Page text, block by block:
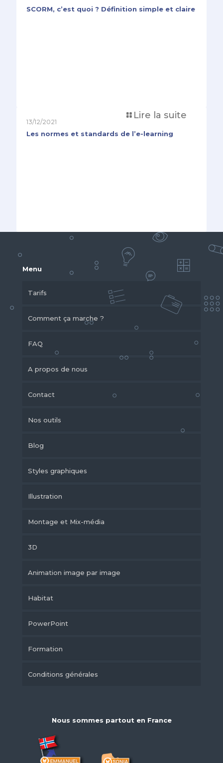
SCORM, c’est quoi ? Définition simple et claire
13/12/2021
Les normes et standards de l’e-learning
Lire la suite
Menu
Tarifs
Comment ça marche ?
FAQ
A propos de nous
Contact
Nos outils
Blog
Styles graphiques
Illustration
Montage et Mix-média
3D
Animation image par image
Habitat
PowerPoint
Formation
Conditions générales
Nous sommes partout en France